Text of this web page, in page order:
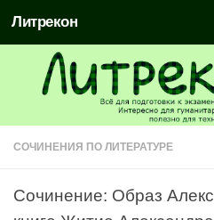
Литрекон
СОЧИНЕНИЯ ПО ЛИТЕРАТУРЕ
Сочинение: Образ